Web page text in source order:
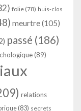
folie (78) huis-clos
meurtre(105)
passé (186)
(89)
relations
(83) secrets